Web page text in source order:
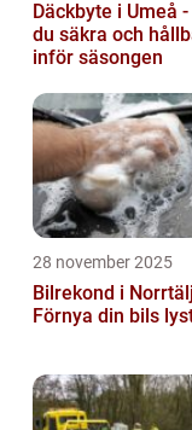
Däckbyte i Umeå
du säkra och
inför säsongen
28 november 2025
Bilrekond i
Förnya din bils